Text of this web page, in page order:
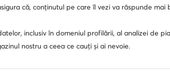
că, conținutul pe care îl vezi va răspunde mai
inclusiv în domeniul profilării, al analizei de
nostru a ceea ce cauți și ai nevoie.